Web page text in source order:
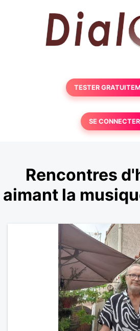
TESTER
SE CONNECTER
Rencontres
aimant la